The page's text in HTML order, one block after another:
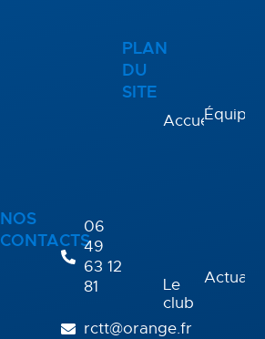
PLAN
DU
SITE
Accueil
Le
club
Équipes
NOS
CONTACTS
06
49
63 12
81
rctt@orange.fr